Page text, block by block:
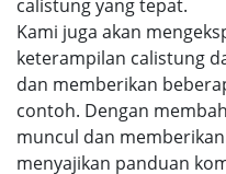
calistung yang tepat.
Kami juga akan
keterampilan calistung
dan memberikan
contoh. Dengan
muncul dan
menyajikan panduan